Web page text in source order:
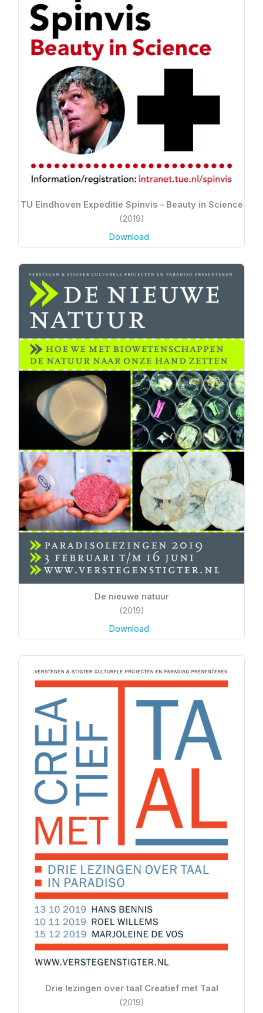
TU Eindhoven Expeditie Spinvis – Beauty in Science
(2019)
Download
De nieuwe natuur
(2019)
Download
Drie lezingen over taal Creatief met Taal
(2019)